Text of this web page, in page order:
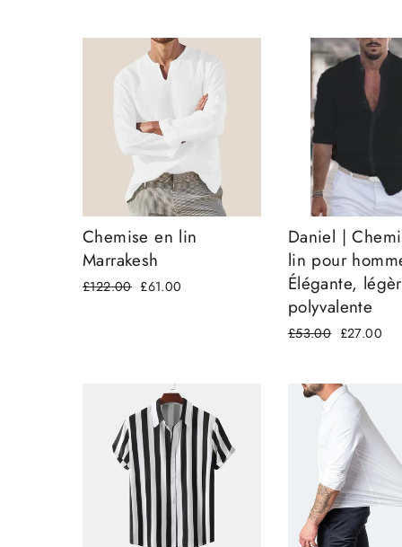
Chemise en lin
Marrakesh
Prix
£122.00 Prix
£61.00
Daniel |
lin pour
Élégante,
polyvalente
Prix
£53.00 Prix
£27.00